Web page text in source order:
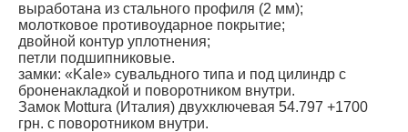
выработана из стального профиля (2 мм);
молотковое противоударное покрытие;
двойной контур уплотнения;
петли подшипниковые.
замки: «Kale» сувальдного типа и под цилиндр с
броненакладкой и поворотником внутри.
Замок Mottura (Италия) двухключевая 54.797 +1700
грн. с поворотником внутри.